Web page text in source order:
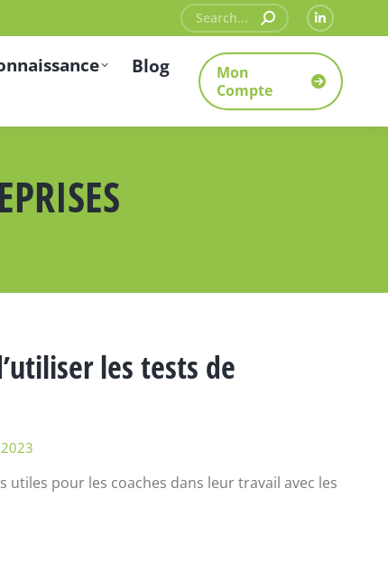
Recherche
:
La
page
LinkedIn
s'ouvre
Blog
Mon
Compte
les tests de
pour les coaches dans leur travail avec les